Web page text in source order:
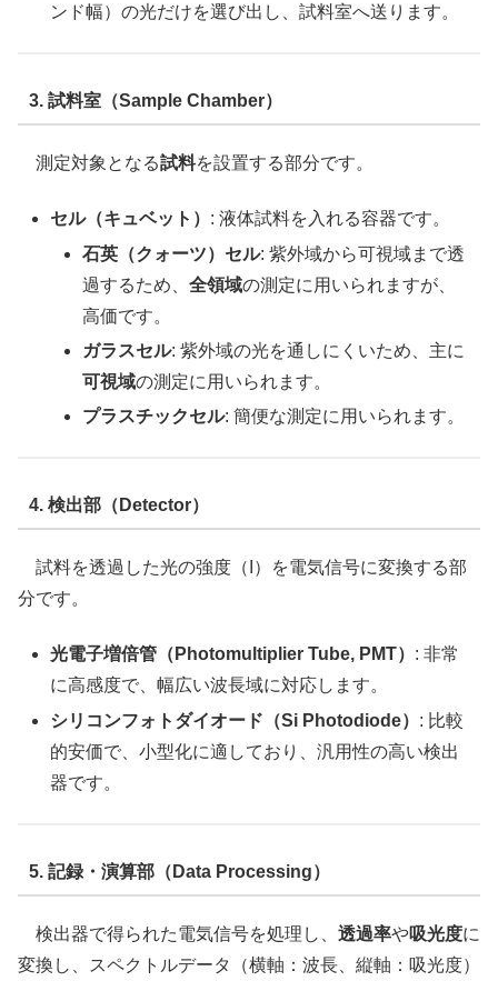
ンド幅）の光だけを選び出し、試料室へ送ります。
3. 試料室（Sample Chamber）
測定対象となる試料を設置する部分です。
セル（キュベット） : 液体試料を入れる容器です。
石英（クォーツ）セル: 紫外域から可視域まで透
過するため、全領域の測定に用いられますが、
高価です。
ガラスセル: 紫外域の光を通しにくいため、主に
可視域の測定に用いられます。
プラスチックセル: 簡便な測定に用いられます。
4. 検出部（Detector）
試料を透過した光の強度（I）を電気信号に変換する部
分です。
光電子増倍管（Photomultiplier Tube, PMT） : 非常
に高感度で、幅広い波長域に対応します。
シリコンフォトダイオード（Si Photodiode） : 比較
的安価で、小型化に適しており、汎用性の高い検出
器です。
5. 記録・演算部（Data Processing）
検出器で得られた電気信号を処理し、 透過率や吸光度に
変換し、スペクトルデータ（横軸：波長、縦軸：吸光度）